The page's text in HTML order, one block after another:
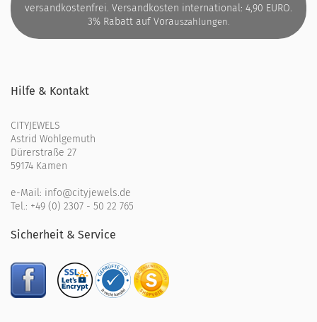
versandkostenfrei. Versandkosten international: 4,90 EURO.
3% Rabatt auf Vorauszahlungen.
Hilfe & Kontakt
CITYJEWELS
Astrid Wohlgemuth
Dürerstraße 27
59174 Kamen
e-Mail: info@cityjewels.de
Tel.: +49 (0) 2307 - 50 22 765
Sicherheit & Service